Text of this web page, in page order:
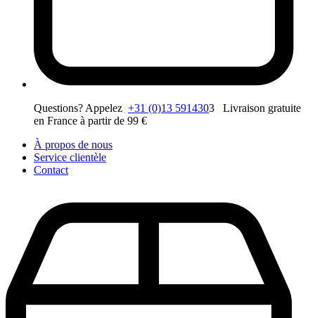
Questions? Appelez +31 (0)13 5914303 Livraison gratuite
en France à partir de 99 €
À propos de nous
Service clientèle
Contact